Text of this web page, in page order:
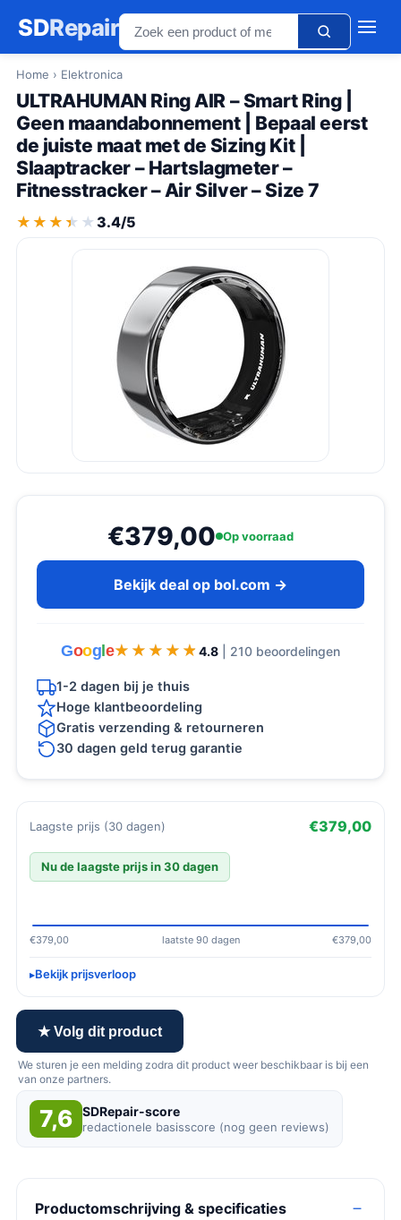
SDRepair
Home › Elektronica
ULTRAHUMAN Ring AIR – Smart Ring |
Geen maandabonnement | Bepaal eerst
de juiste maat met de Sizing Kit |
Slaaptracker – Hartslagmeter –
Fitnesstracker – Air Silver – Size 7
★★★★★
★★★★★ 3.4/5
€379,00 Op voorraad
Bekijk deal op bol.com →
Goog e★★★★★
★★★★★ 4.8 | 210 beoordelingen
1-2 dagen bij je thuis
Hoge klantbeoordeling
Gratis verzending & retourneren
30 dagen geld terug garantie
Laagste prijs (30 dagen) €379,00
Nu de laagste prijs in 30 dagen
€379,00 laatste 90 dagen €379,00
Bekijk prijsverloop
★ Volg dit product
We sturen je een melding zodra dit product weer beschikbaar is bij een
van onze partners.
7,6 SDRepair-score
redactionele basisscore (nog geen reviews)
Productomschrijving & specificaties